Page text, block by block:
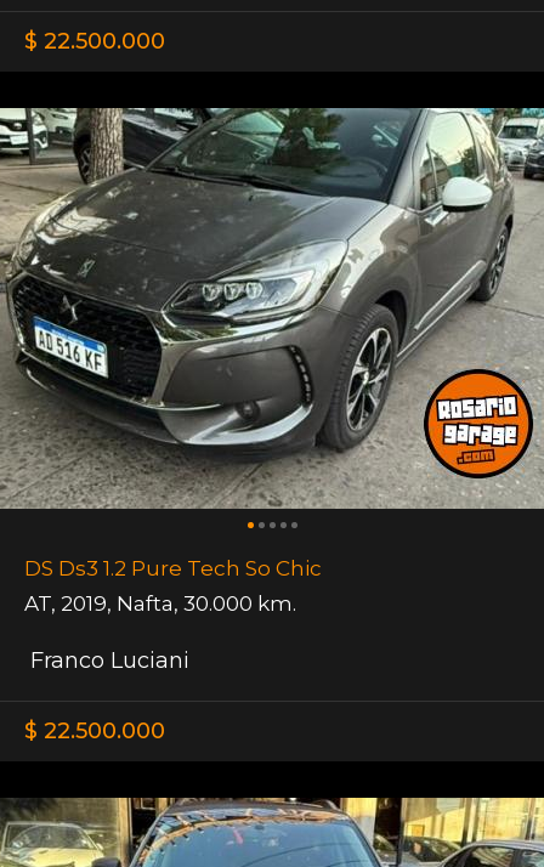
$ 22.500.000
DS Ds3 1.2 Pure Tech So Chic
AT, 2019, Nafta, 30.000 km.
Franco Luciani
$ 22.500.000